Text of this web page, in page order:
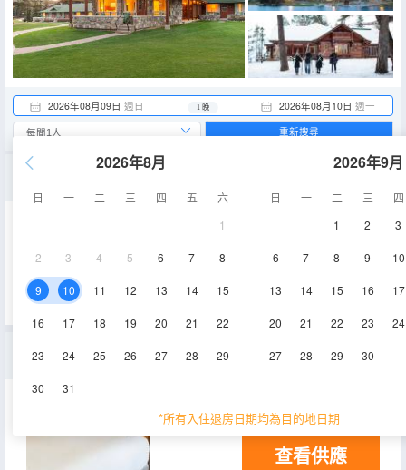
2026年08月09日 週日 2026年08月10日 週一
1 晚
2026年8月
日 一 二 三 四 五
六
1
2 3 4 5 6 7 8
9 10 11 12 13 14 15
16 17 18 19 20 21 22
23 24 25 26 27 28 29
30 31
2026年9月
日 一 二 三
四
1
2 3
6 7 8 9 10
13 14 15 16 17
20 21 22 23 24
27 28 29 30
*所有入住退房日期均為目的地日期
重新搜尋
105㎡
35㎡ 空調
查看供應